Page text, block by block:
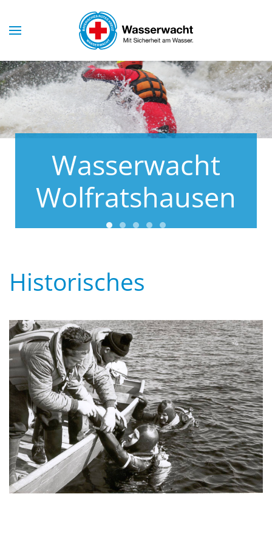
Skip to main content
Wasserwacht
Wolfratshausen
Wasserwacht Wolfratshausen
Wasserwacht Wolfratshausen
Wasserwacht
Wasserwacht
Wasserwacht
Historisches